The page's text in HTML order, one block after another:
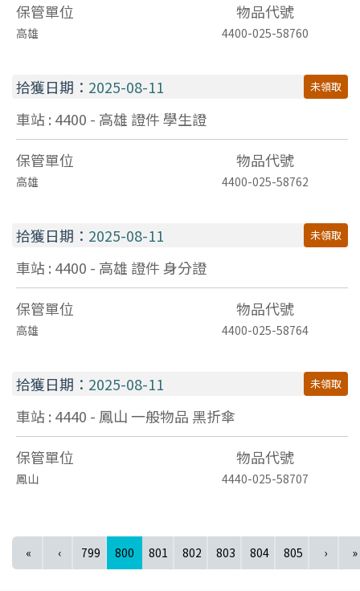
保管單位
物品代號
高雄 4400-025-58760
拾獲日期： 2025-08-11 未領取
車站 : 4400 - 高雄 證件學生證
保管單位
物品代號
高雄 4400-025-58762
拾獲日期： 2025-08-11 未領取
車站 : 4400 - 高雄 證件身分證
保管單位
物品代號
高雄 4400-025-58764
拾獲日期： 2025-08-11 未領取
車站 : 4440 - 鳳山一般物品 黑折傘
保管單位
物品代號
鳳山 4440-025-58707
« ‹ 799 800 (current)
801 802 803 804 805 › »